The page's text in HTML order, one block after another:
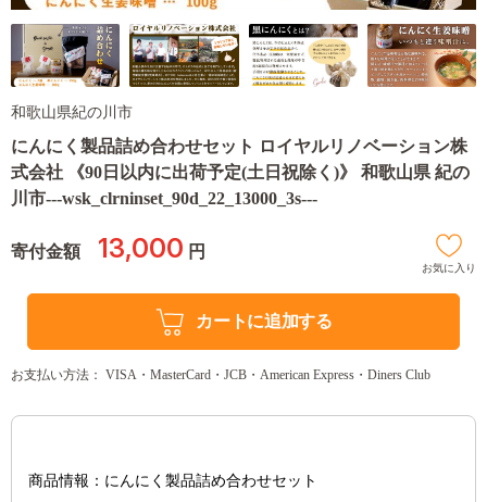
和歌山県紀の川市
にんにく製品詰め合わせセット ロイヤルリノベーション株
式会社 《90日以内に出荷予定(土日祝除く)》 和歌山県 紀の
川市---wsk_clrninset_90d_22_13000_3s---
寄付金額 13,000 円
お気に入り
カートに追加する
お支払い方法： VISA・MasterCard・JCB・American Express・Diners Club
商品情報：にんにく製品詰め合わせセット